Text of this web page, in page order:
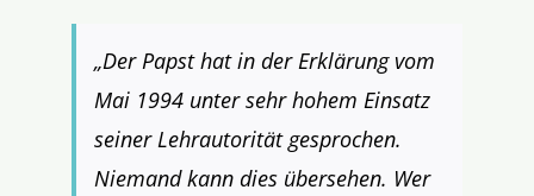
„Der Papst hat in der Erklärung vom
Mai 1994 unter sehr hohem Einsatz
seiner Lehrautorität gesprochen.
Niemand kann dies übersehen. Wer